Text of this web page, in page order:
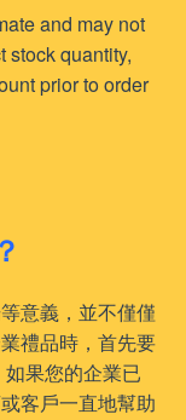
and may not
stock quantity,
prior to order
意義，並不僅僅
禮品時，首先要
果您的企業已
客戶一直地幫助